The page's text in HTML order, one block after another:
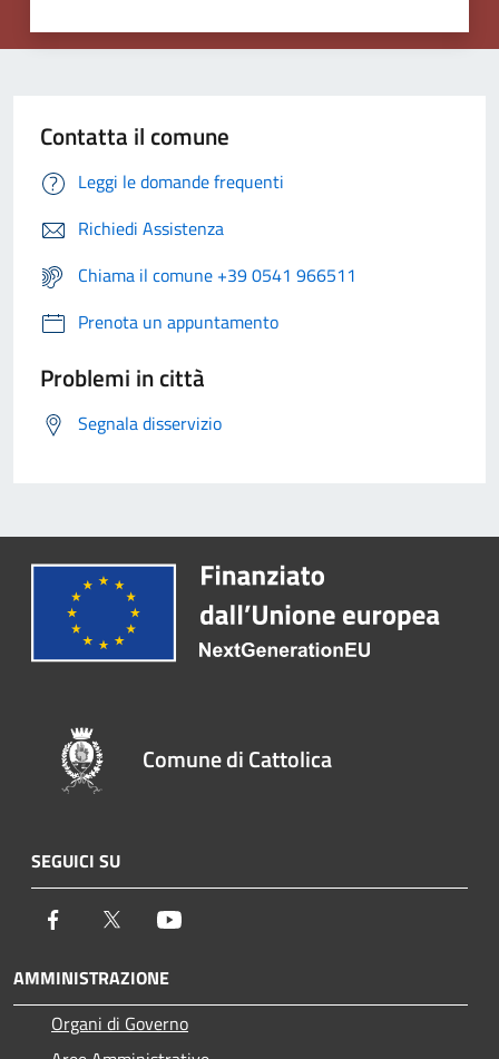
Contatta il comune
Leggi le domande frequenti
Richiedi Assistenza
Chiama il comune +39 0541 966511
Prenota un appuntamento
Problemi in città
Segnala disservizio
Comune di Cattolica
SEGUICI SU
Facebook Twitter
AMMINISTRAZIONE
Organi di Governo